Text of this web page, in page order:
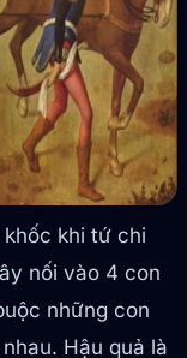
khi tứ chi
nối vào 4 con
những con
Hậu quả là